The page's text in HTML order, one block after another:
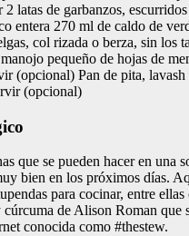
2 latas de garbanzos,
entera 270 ml de caldo de
col rizada o berza, sin los
pequeño de hojas de
(opcional) Pan de pita, lavash
(opcional)
que se pueden hacer en una
bien en los próximos días.
para cocinar, entre
cúrcuma de Alison Roman que
conocida como #thestew.